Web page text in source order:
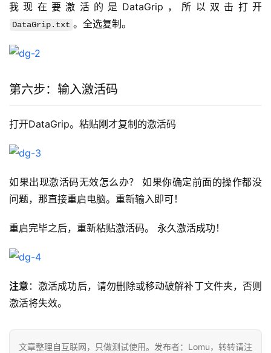
我现在要激活的是DataGrip，所以双击打开
DataGrip.txt 。全选复制。
第六步：输入激活码
打开DataGrip。粘贴刚才复制的激活码
如果出现激活码无效怎么办？ 如果你确定前面的操作都没
问题，那直接重启电脑。重新输入即可！
重启完毕之后，重新粘贴激活码。 永久激活成功！
注意 ：激活成功后，请勿删除或移动破解补丁文件夹，否则
激活将失效。
文章整理自互联网，只做测试使用。发布者：Lomu，转转请注